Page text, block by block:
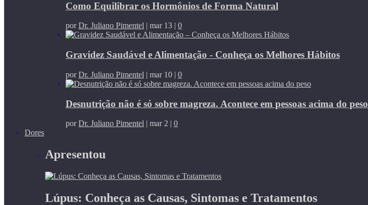
Como Equilibrar os Hormônios de Forma Natural
porDr. Juliano Pimentel | mar 13 | 0
Gravidez Saudável e Alimentação - Conheça os Melhores Hábitos
porDr. Juliano Pimentel | mar 10 | 0
Desnutrição não é só sobre magreza. Acontece em pessoas acima do peso
porDr. Juliano Pimentel | mar 2 | 0
Dores
Apresentou
Lúpus: Conheça as Causas, Sintomas e Tratamentos